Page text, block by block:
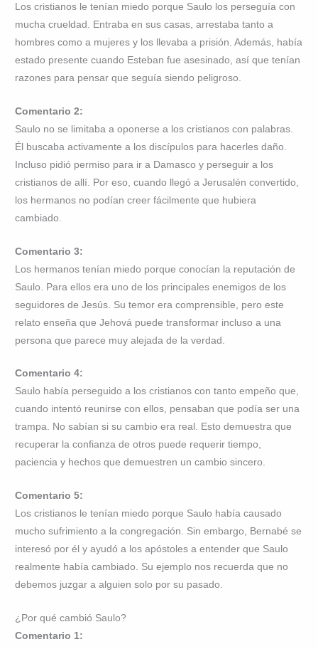
Los cristianos le tenían miedo porque Saulo los perseguía con
mucha crueldad. Entraba en sus casas, arrestaba tanto a
hombres como a mujeres y los llevaba a prisión. Además, había
estado presente cuando Esteban fue asesinado, así que tenían
razones para pensar que seguía siendo peligroso.
Comentario 2:
Saulo no se limitaba a oponerse a los cristianos con palabras.
Él buscaba activamente a los discípulos para hacerles daño.
Incluso pidió permiso para ir a Damasco y perseguir a los
cristianos de allí. Por eso, cuando llegó a Jerusalén convertido,
los hermanos no podían creer fácilmente que hubiera
cambiado.
Comentario 3:
Los hermanos tenían miedo porque conocían la reputación de
Saulo. Para ellos era uno de los principales enemigos de los
seguidores de Jesús. Su temor era comprensible, pero este
relato enseña que Jehová puede transformar incluso a una
persona que parece muy alejada de la verdad.
Comentario 4:
Saulo había perseguido a los cristianos con tanto empeño que,
cuando intentó reunirse con ellos, pensaban que podía ser una
trampa. No sabían si su cambio era real. Esto demuestra que
recuperar la confianza de otros puede requerir tiempo,
paciencia y hechos que demuestren un cambio sincero.
Comentario 5:
Los cristianos le tenían miedo porque Saulo había causado
mucho sufrimiento a la congregación. Sin embargo, Bernabé se
interesó por él y ayudó a los apóstoles a entender que Saulo
realmente había cambiado. Su ejemplo nos recuerda que no
debemos juzgar a alguien solo por su pasado.
¿Por qué cambió Saulo?
Comentario 1: